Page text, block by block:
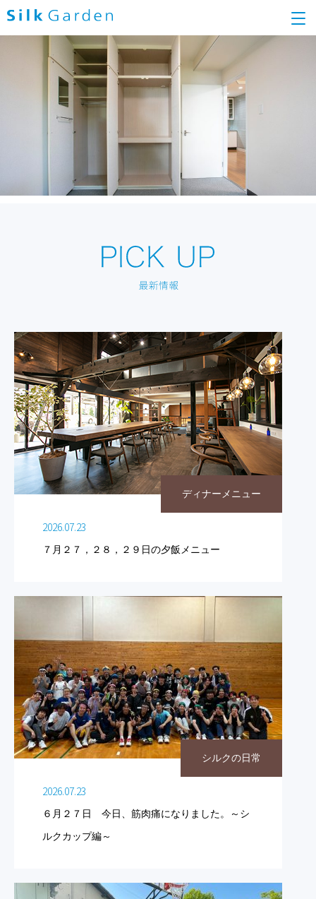
ディナーメニュー
2026.07.23
７月２７，２８，２９日の夕飯メニュー
シルクの日常
2026.07.23
６月２７日 今日、筋肉痛になりました。～シ
ルクカップ編～